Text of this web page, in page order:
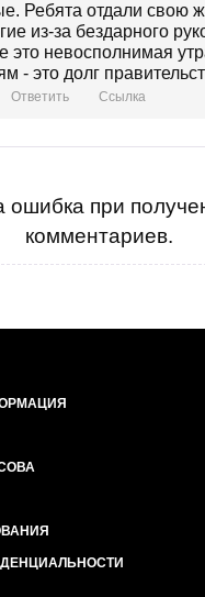
Ребята отдали свою
из-за бездарного
это невосполнимая
- это долг
Ответить Ссылка
при
комментариев.